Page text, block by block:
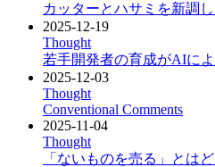
カッターとハサミを新調
2025-12-19
Thought
若手開発者の育成がAIに
2025-12-03
Thought
Conventional Comments
2025-11-04
Thought
「ないものを売る」とは